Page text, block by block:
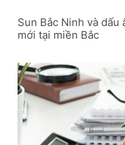
Sun Bắc Ninh và
mới tại miền Bắc